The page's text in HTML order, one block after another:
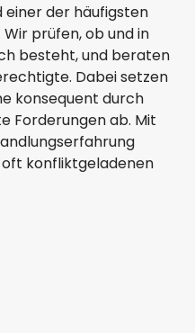
einer der häufigsten
prüfen, ob und in
besteht, und beraten
Dabei setzen
konsequent durch
Forderungen ab. Mit
konfliktgeladenen